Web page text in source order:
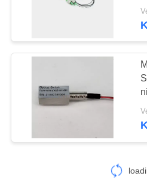
LWL
Box
Vor